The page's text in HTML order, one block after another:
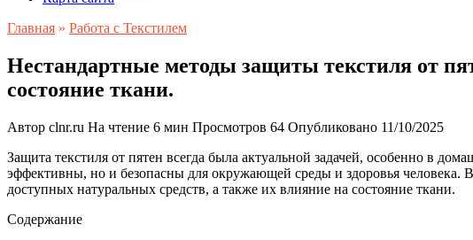
Главная » Работа с Текстилем
Нестандартные методы защиты текстиля от
состояние ткани.
Автор clnr.ru На чтение 6 мин Просмотров 64 Опубликовано 11/10/2025
Защита текстиля от пятен всегда была актуальной задачей, особенно в
эффективны, но и безопасны для окружающей среды и здоровья человека.
доступных натуральных средств, а также их влияние на состояние ткани.
Содержание